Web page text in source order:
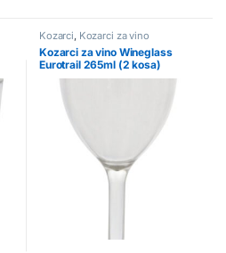
Kozarci, Kozarci za vino
Kozarci za vino Wineglass
Eurotrail 265ml (2 kosa)